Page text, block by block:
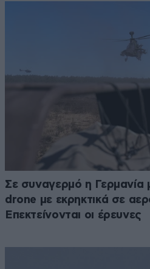
Σε συναγερμό η Γερμανία
drone με εκρηκτικά σε
Επεκτείνονται οι έρευνες